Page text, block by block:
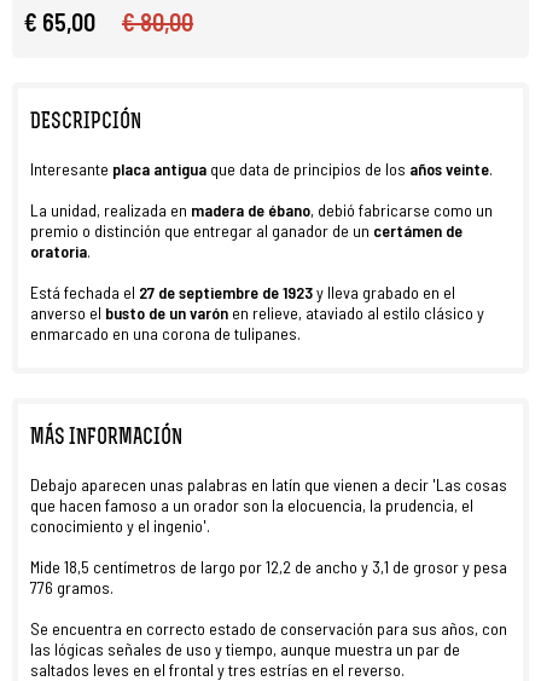
€ 65,00
€ 80,00
DESCRIPCIÓN
Interesante placa antigua que data de principios de los años veinte.
La unidad, realizada en madera de ébano, debió fabricarse como un
premio o distinción que entregar al ganador de un certámen de
oratoria.
Está fechada el 27 de septiembre de 1923y lleva grabado en el
anverso el busto de un varón en relieve, ataviado al estilo clásico y
enmarcado en una corona de tulipanes.
MÁS INFORMACIÓN
Debajo aparecen unas palabras en latín que vienen a decir 'Las cosas
que hacen famoso a un orador son la elocuencia, la prudencia, el
conocimiento y el ingenio'.
Mide 18,5 centímetros de largo por 12,2 de ancho y 3,1 de grosor y pesa
776 gramos.
Se encuentra en correcto estado de conservación para sus años, con
las lógicas señales de uso y tiempo, aunque muestra un par de
saltados leves en el frontal y tres estrías en el reverso.